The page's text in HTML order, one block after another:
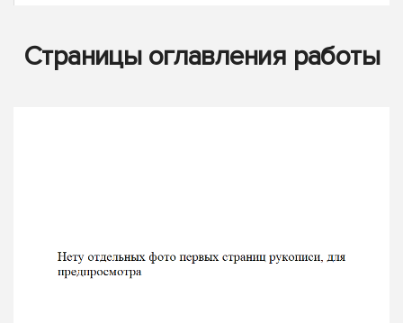
Страницы оглавления работы